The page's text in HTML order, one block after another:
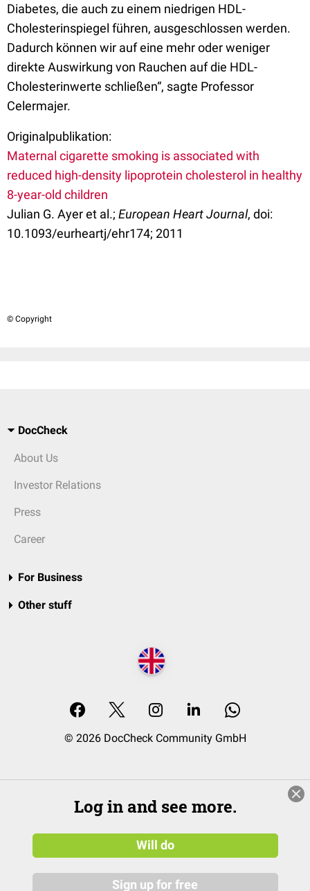
Diabetes, die auch zu einem niedrigen HDL-
Cholesterinspiegel führen, ausgeschlossen werden.
Dadurch können wir auf eine mehr oder weniger
direkte Auswirkung von Rauchen auf die HDL-
Cholesterinwerte schließen“, sagte Professor
Celermajer.
Originalpublikation:
Maternal cigarette smoking is associated with
reduced high-density lipoprotein cholesterol in healthy
8-year-old children
Julian G. Ayer et al.; European Heart Journal, doi:
10.1093/eurheartj/ehr174; 2011
© Copyright
DocCheck
About Us
Investor Relations
Press
Career
For Business
Other stuff
© 2026 DocCheck Community GmbH
Log in and see more.
Will do
Sign up for free